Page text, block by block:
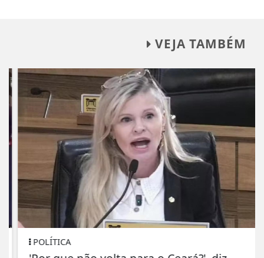
VEJA TAMBÉM
POLÍTICA